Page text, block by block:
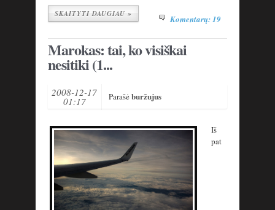
SKAITYTI DAUGIAU » Komentarų: 19
Marokas: tai, ko visiškai
nesitiki (1...
2008-12-17
01:17 Parašėburžujus
Iš
pat